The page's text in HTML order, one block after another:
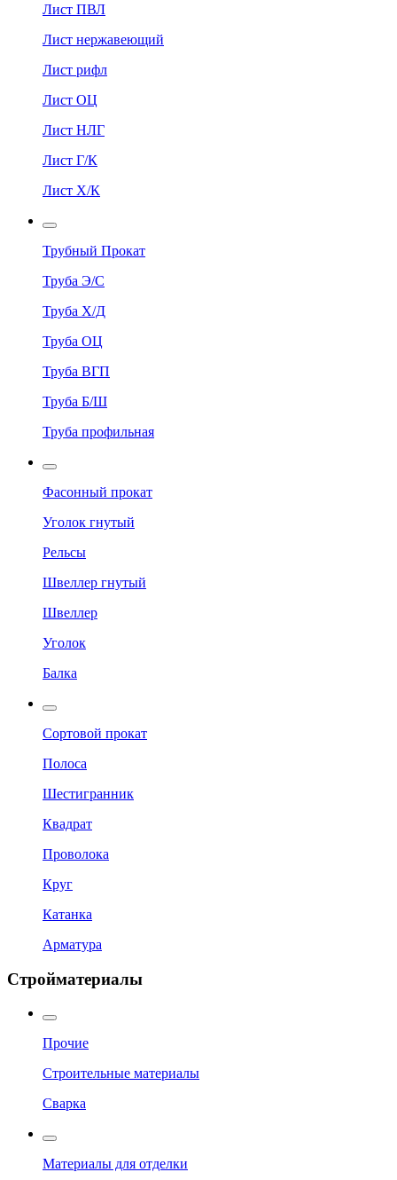
Лист ПВЛ
Лист нержавеющий
Лист рифл
Лист ОЦ
Лист НЛГ
Лист Г/К
Лист Х/К
Трубный Прокат
Труба Э/С
Труба Х/Д
Труба ОЦ
Труба ВГП
Труба Б/Ш
Труба профильная
Фасонный прокат
Уголок гнутый
Рельсы
Швеллер гнутый
Швеллер
Уголок
Балка
Сортовой прокат
Полоса
Шестигранник
Квадрат
Проволока
Круг
Катанка
Арматура
Стройматериалы
Прочие
Строительные материалы
Сварка
Материалы для отделки